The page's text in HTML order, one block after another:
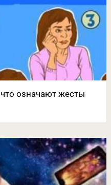
означают жесты